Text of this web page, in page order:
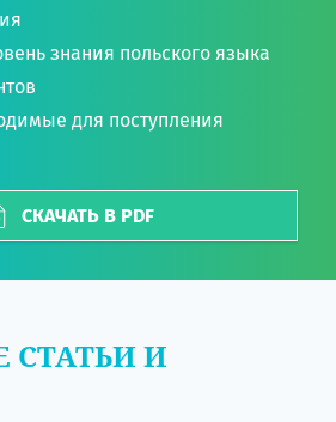
знания польского языка
для поступления
СКАЧАТЬ В PDF
СТАТЬИ И